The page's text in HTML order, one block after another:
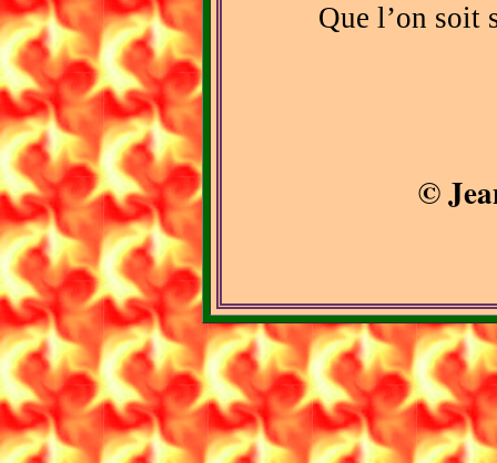
Que l’on soit
©